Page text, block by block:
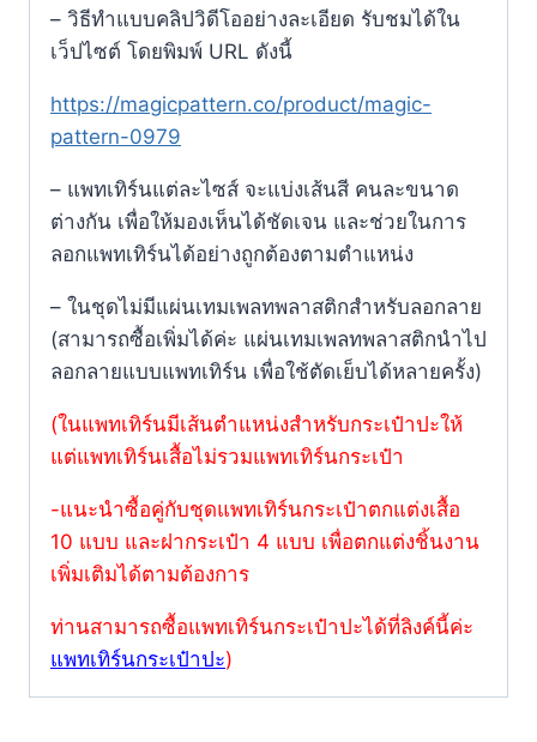
– วิธีทำแบบคลิปวิดีโออย่างละเอียด รับชมได้ใน
เว็ปไซต์ โดยพิมพ์ URL ดังนี้
https://magicpattern.co/product/magic-
pattern-0979
– แพทเทิร์นแต่ละไซส์ จะแบ่งเส้นสี คนละขนาด
ต่างกัน เพื่อให้มองเห็นได้ชัดเจน และช่วยในการ
ลอกแพทเทิร์นได้อย่างถูกต้องตามตำแหน่ง
– ในชุดไม่มีแผ่นเทมเพลทพลาสติกสำหรับลอกลาย
(สามารถซื้อเพิ่มได้ค่ะ แผ่นเทมเพลทพลาสติกนำไป
ลอกลายแบบแพทเทิร์น เพื่อใช้ตัดเย็บได้หลายครั้ง)
(ในแพทเทิร์นมีเส้นตำแหน่งสำหรับกระเป๋าปะให้
แต่แพทเทิร์นเสื้อไม่รวมแพทเทิร์นกระเป๋า
-แนะนำซื้อคู่กับชุดแพทเทิร์นกระเป๋าตกแต่งเสื้อ
10 แบบ และฝากระเป๋า 4 แบบ เพื่อตกแต่งชิ้นงาน
เพิ่มเติมได้ตามต้องการ
ท่านสามารถซื้อแพทเทิร์นกระเป๋าปะได้ที่ลิงค์นี้ค่ะ
แพทเทิร์นกระเป๋าปะ)